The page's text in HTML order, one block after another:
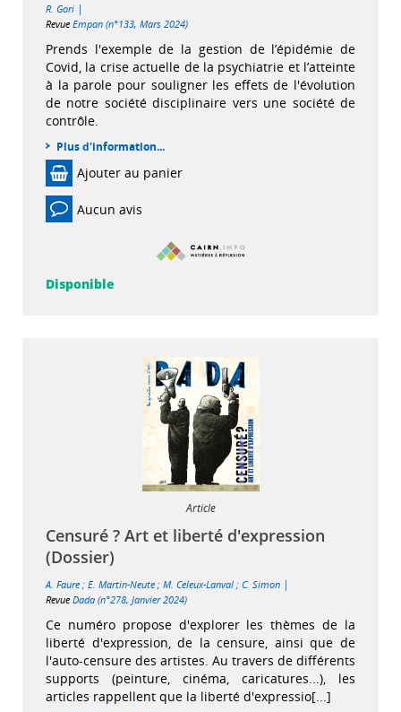
R. Gori |
Revue Empan (n°133, Mars 2024)
Prends l'exemple de la gestion de l’épidémie de
Covid, la crise actuelle de la psychiatrie et l’atteinte
à la parole pour souligner les effets de l'évolution
de notre société disciplinaire vers une société de
contrôle.
Plus d'information...
Ajouter au panier
Aucun avis
Disponible
Article
Censuré ? Art et liberté d'expression
(Dossier)
A. Faure ; E. Martin-Neute ; M. Celeux-Lanval ; C. Simon |
Revue Dada (n°278, Janvier 2024)
Ce numéro propose d'explorer les thèmes de la
liberté d'expression, de la censure, ainsi que de
l'auto-censure des artistes. Au travers de différents
supports (peinture, cinéma, caricatures...), les
articles rappellent que la liberté d'expressio[...]